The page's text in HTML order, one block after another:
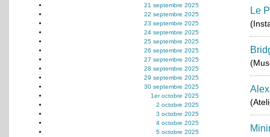
21 septembre 2025
22 septembre 2025
23 septembre 2025
24 septembre 2025
25 septembre 2025
26 septembre 2025
27 septembre 2025
28 septembre 2025
29 septembre 2025
30 septembre 2025
1er octobre 2025
2 octobre 2025
3 octobre 2025
4 octobre 2025
5 octobre 2025
Le